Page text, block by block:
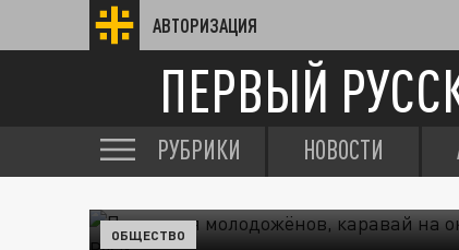
АВТОРИЗАЦИЯ
ПЕРВЫЙ
РУБРИКИ НОВОСТИ
ОБЩЕСТВО